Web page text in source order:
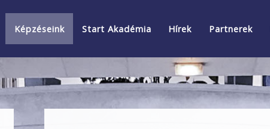
Képzéseink Start Akadémia Hírek Partnerek